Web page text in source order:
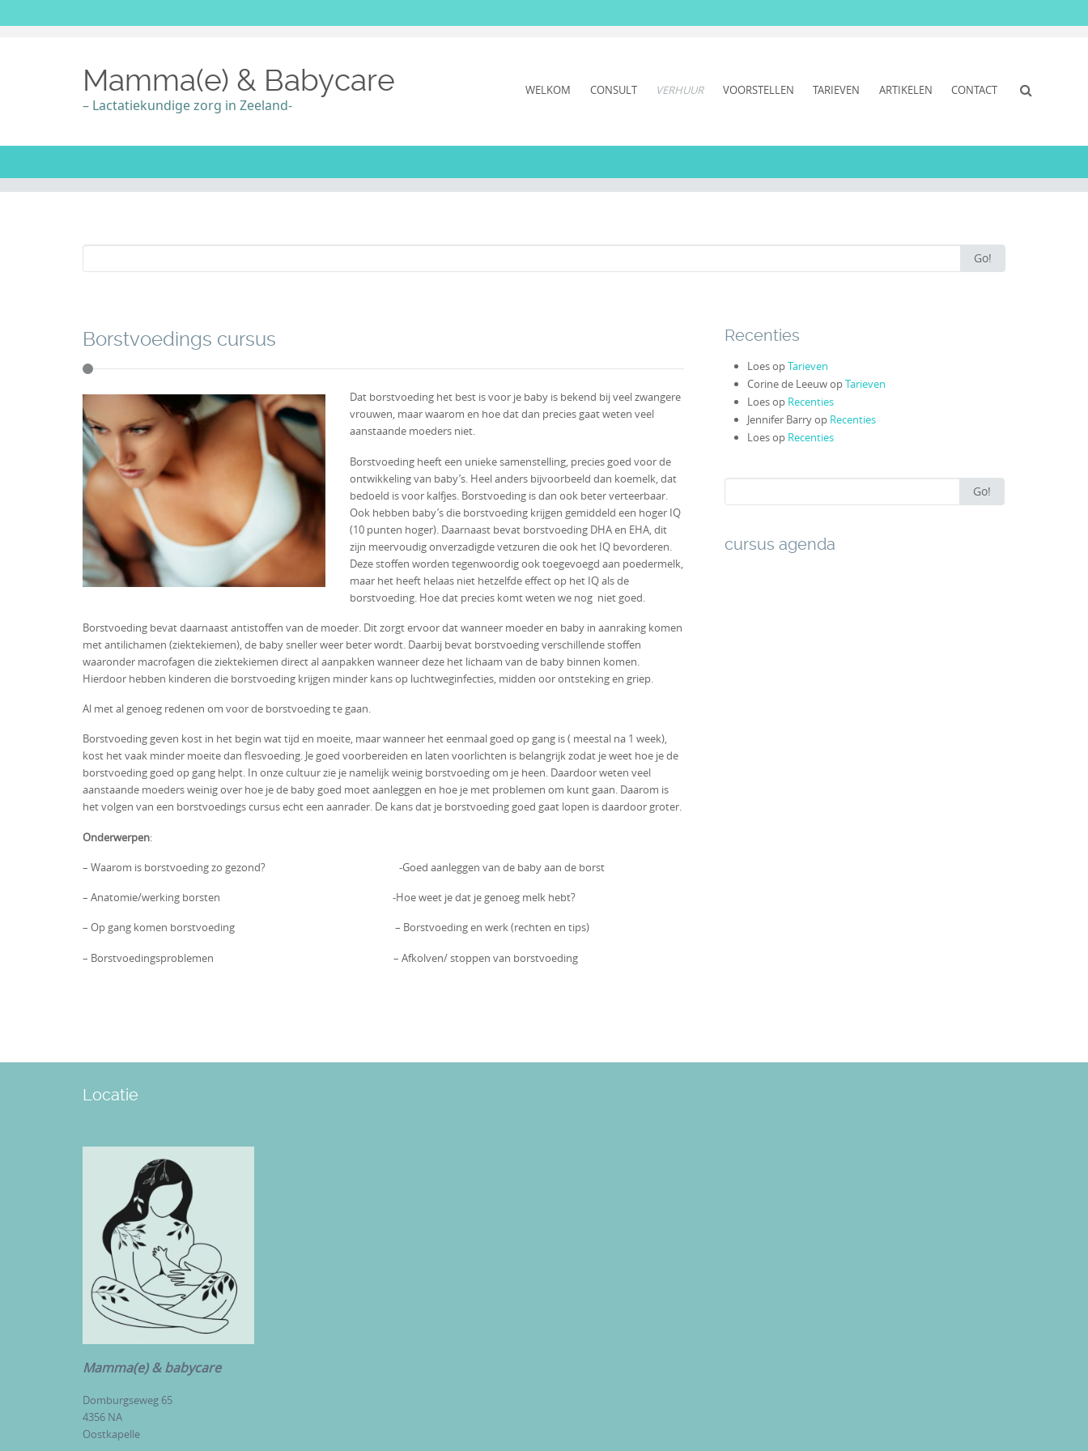
Mamma(e) & Babycare
– Lactatiekundige zorg in Zeeland-
WELKOM CONSULT VERHUUR VOORSTELLEN TARIEVEN ARTIKELEN CONTACT
for:
Go!
Borstvoedings cursus
Dat borstvoeding het best is voor je baby is bekend bij veel zwangere
vrouwen, maar waarom en hoe dat dan precies gaat weten veel
aanstaande moeders niet.
Borstvoeding heeft een unieke samenstelling, precies goed voor de
ontwikkeling van baby’s. Heel anders bijvoorbeeld dan koemelk, dat
bedoeld is voor kalfjes. Borstvoeding is dan ook beter verteerbaar.
Ook hebben baby’s die borstvoeding krijgen gemiddeld een hoger IQ
(10 punten hoger). Daarnaast bevat borstvoeding DHA en EHA, dit
zijn meervoudig onverzadigde vetzuren die ook het IQ bevorderen.
Deze stoffen worden tegenwoordig ook toegevoegd aan poedermelk,
maar het heeft helaas niet hetzelfde effect op het IQ als de
borstvoeding. Hoe dat precies komt weten we nog niet goed.
Borstvoeding bevat daarnaast antistoffen van de moeder. Dit zorgt ervoor dat wanneer moeder en baby in aanraking komen
met antilichamen (ziektekiemen), de baby sneller weer beter wordt. Daarbij bevat borstvoeding verschillende stoffen
waaronder macrofagen die ziektekiemen direct al aanpakken wanneer deze het lichaam van de baby binnen komen.
Hierdoor hebben kinderen die borstvoeding krijgen minder kans op luchtweginfecties, midden oor ontsteking en griep.
Al met al genoeg redenen om voor de borstvoeding te gaan.
Borstvoeding geven kost in het begin wat tijd en moeite, maar wanneer het eenmaal goed op gang is ( meestal na 1 week),
kost het vaak minder moeite dan flesvoeding. Je goed voorbereiden en laten voorlichten is belangrijk zodat je weet hoe je de
borstvoeding goed op gang helpt. In onze cultuur zie je namelijk weinig borstvoeding om je heen. Daardoor weten veel
aanstaande moeders weinig over hoe je de baby goed moet aanleggen en hoe je met problemen om kunt gaan. Daarom is
het volgen van een borstvoedings cursus echt een aanrader. De kans dat je borstvoeding goed gaat lopen is daardoor groter.
Onderwerpen:
– Waarom is borstvoeding zo gezond? -Goed aanleggen van de baby aan de borst
– Anatomie/werking borsten -Hoe weet je dat je genoeg melk hebt?
– Op gang komen borstvoeding – Borstvoeding en werk (rechten en tips)
– Borstvoedingsproblemen – Afkolven/ stoppen van borstvoeding
Recenties
LoesopTarieven
Corine de LeeuwopTarieven
Loesop Recenties
Jennifer Barryop Recenties
Loesop Recenties
for:
Go!
cursus agenda
Locatie
Mamma(e) & babycare
Domburgseweg 65
4356 NA
Oostkapelle